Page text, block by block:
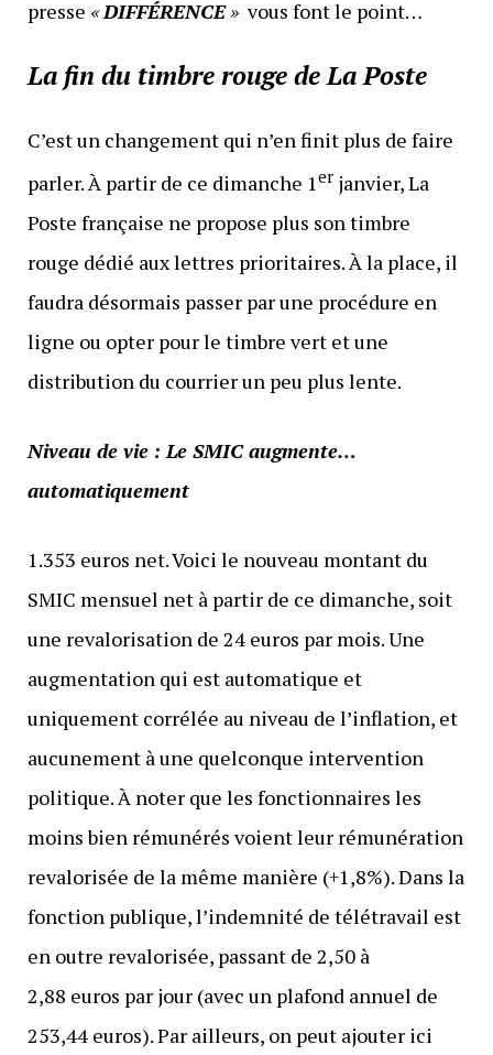
presse «DIFFÉRENCE»vous font le point…
La fin du timbre rouge de La Poste
C’est un changement qui n’en finit plus de faire
parler. À partir de ce dimanche 1erjanvier, La
Poste française ne propose plus son timbre
rouge dédié aux lettres prioritaires. À la place, il
faudra désormais passer par une procédure en
ligne ou opter pour le timbre vert et une
distribution du courrier un peu plus lente.
Niveau de vie : Le SMIC augmente…
automatiquement
1.353 euros net. Voici le nouveau montant du
SMIC mensuel net à partir de ce dimanche, soit
une revalorisation de 24 euros par mois. Une
augmentation qui est automatique et
uniquement corrélée au niveau de l’inflation, et
aucunement à une quelconque intervention
politique. À noter que les fonctionnaires les
moins bien rémunérés voient leur rémunération
revalorisée de la même manière (+1,8%). Dans la
fonction publique, l’indemnité de télétravail est
en outre revalorisée, passant de 2,50 à
2,88 euros par jour (avec un plafond annuel de
253,44 euros). Par ailleurs, on peut ajouter ici